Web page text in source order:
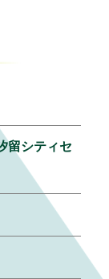
留シティセ